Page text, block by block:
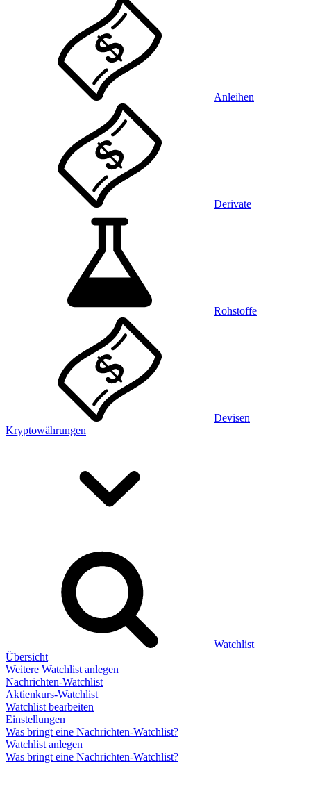
Anleihen
Derivate
Rohstoffe
Devisen
Kryptowährungen
Watchlist
Übersicht
Weitere Watchlist anlegen
Nachrichten-Watchlist
Aktienkurs-Watchlist
Watchlist bearbeiten
Einstellungen
Was bringt eine Nachrichten-Watchlist?
Watchlist anlegen
Was bringt eine Nachrichten-Watchlist?